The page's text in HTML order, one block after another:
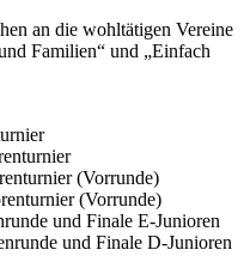
an die wohltätigen Vereine
Familien“ und „Einfach
(Vorrunde)
(Vorrunde)
und Finale E-Junioren
und Finale D-Junioren